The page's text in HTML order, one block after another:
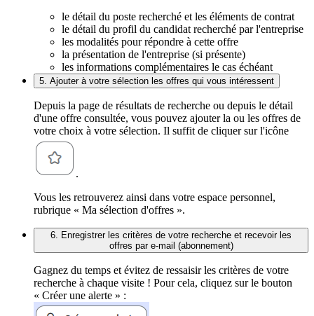
le détail du poste recherché et les éléments de contrat
le détail du profil du candidat recherché par l'entreprise
les modalités pour répondre à cette offre
la présentation de l'entreprise (si présente)
les informations complémentaires le cas échéant
5. Ajouter à votre sélection les offres qui vous intéressent
Depuis la page de résultats de recherche ou depuis le détail
d'une offre consultée, vous pouvez ajouter la ou les offres de
votre choix à votre sélection. Il suffit de cliquer sur l'icône
.
Vous les retrouverez ainsi dans votre espace personnel,
rubrique « Ma sélection d'offres ».
6. Enregistrer les critères de votre recherche et recevoir les
offres par e-mail (abonnement)
Gagnez du temps et évitez de ressaisir les critères de votre
recherche à chaque visite ! Pour cela, cliquez sur le bouton
« Créer une alerte » :